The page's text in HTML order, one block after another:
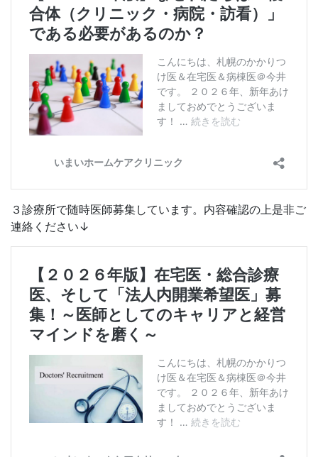
３診療所で随時医師募集しています。内容確認の上是非ご
連絡ください↓